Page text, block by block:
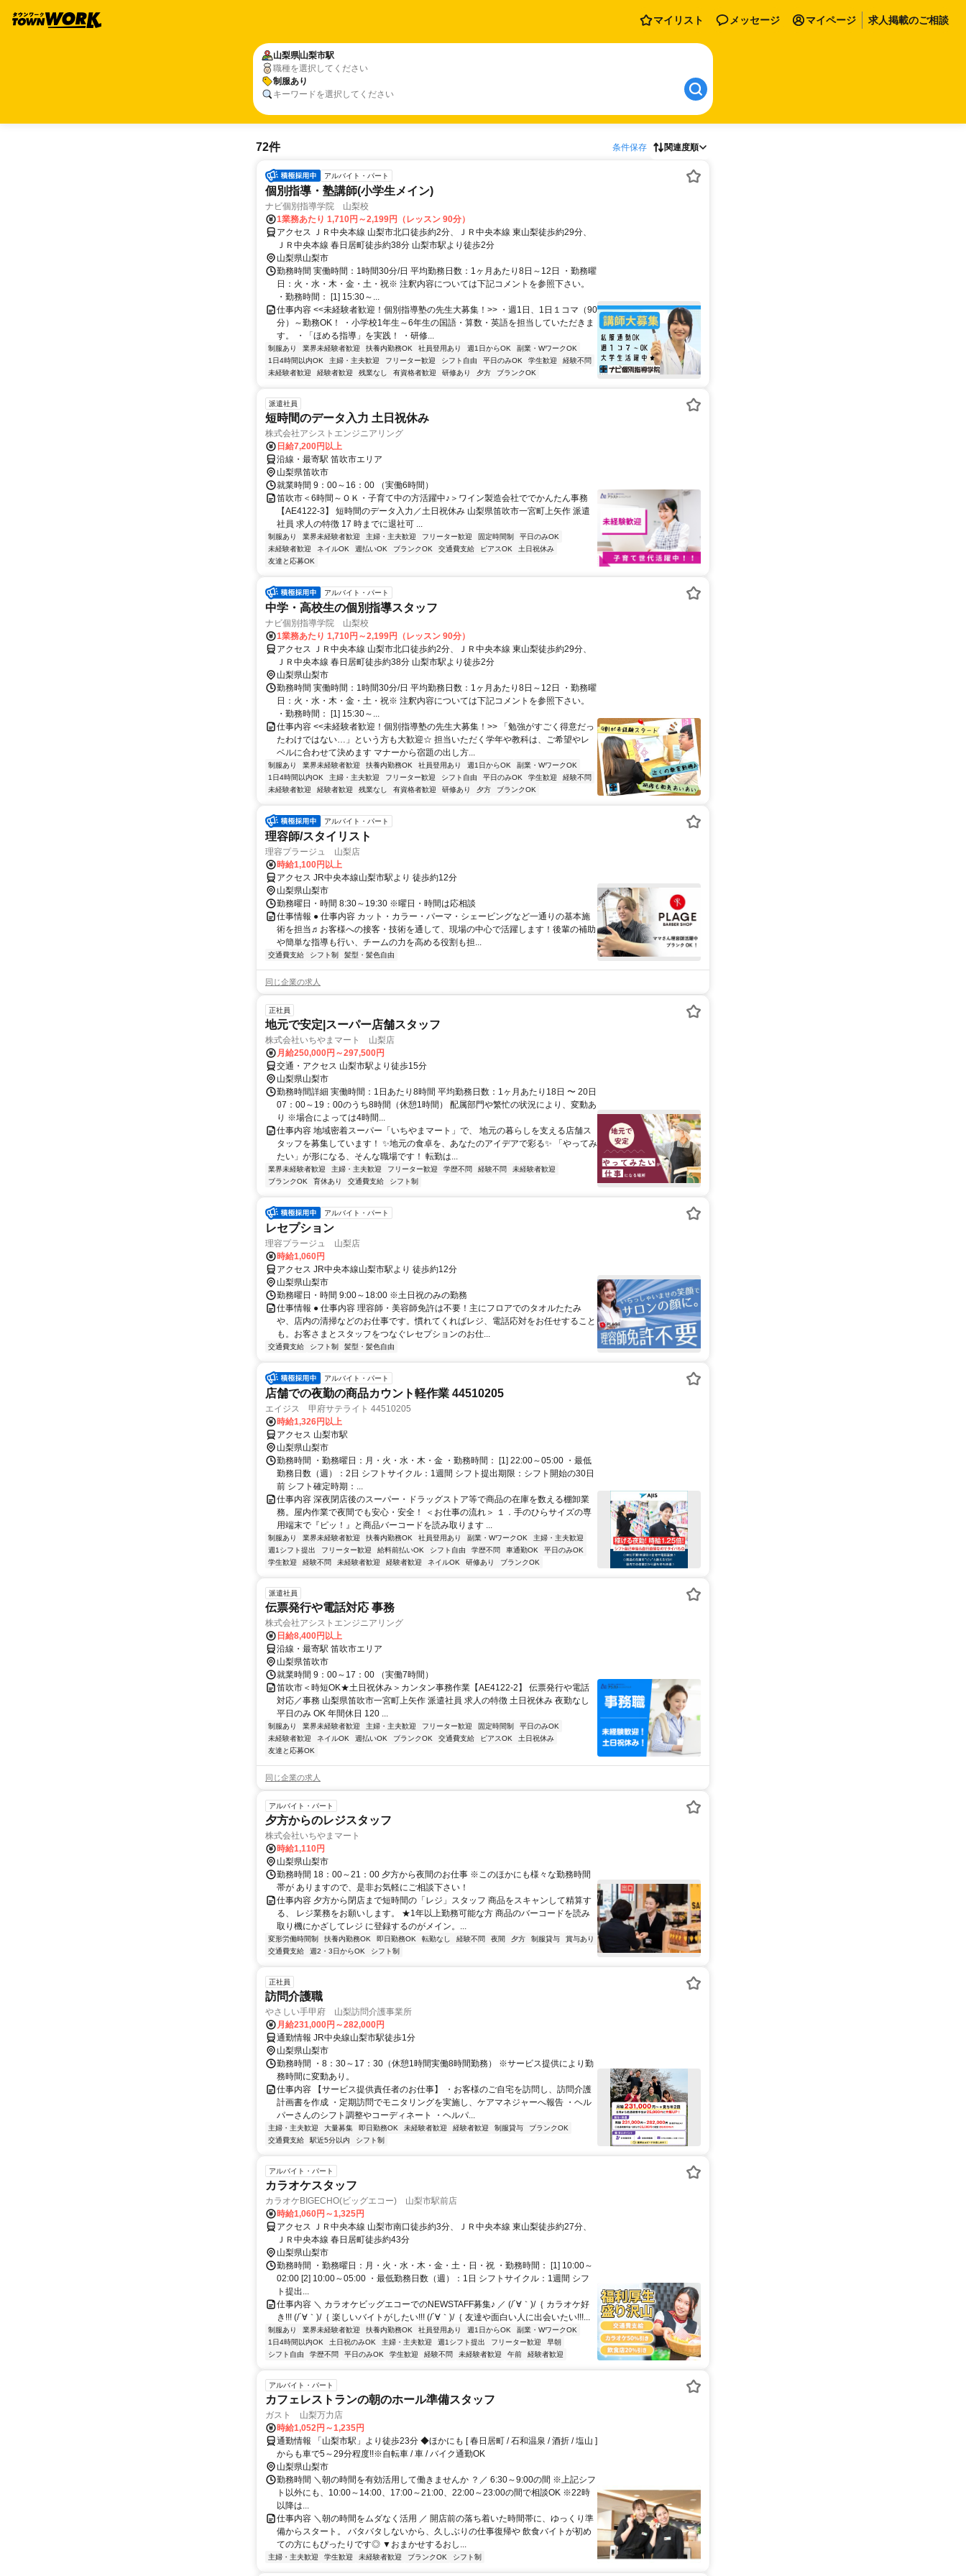
マイリスト メッセージ マイページ 求人掲載のご相談
山梨県山梨市駅
職種を選択してください
制服あり
キーワードを選択してください
72件 条件保存 関連度順
アルバイト・パート
個別指導・塾講師(小学生メイン)
ナビ個別指導学院 山梨校
1業務あたり 1,710円～2,199円（レッスン 90分）
アクセス ＪＲ中央本線 山梨市北口徒歩約2分、ＪＲ中央本線 東山梨徒歩約29分、
ＪＲ中央本線 春日居町徒歩約38分 山梨市駅より徒歩2分
山梨県山梨市
勤務時間 実働時間：1時間30分/日 平均勤務日数：1ヶ月あたり8日～12日 ・勤務曜
日：火・水・木・金・土・祝※ 注釈内容については下記コメントを参照下さい。
・勤務時間： [1] 15:30～...
仕事内容 <<未経験者歓迎！個別指導塾の先生大募集！>> ・週1日、1日１コマ（90
分）～勤務OK！ ・小学校1年生～6年生の国語・算数・英語を担当していただきま
す。 ・「ほめる指導」を実践！ ・研修...
制服あり 業界未経験者歓迎 扶養内勤務OK 社員登用あり 週1日からOK
副業・WワークOK
1日4時間以内OK
主婦・主夫歓迎 フリーター歓迎 シフト自由 平日のみOK 学生歓迎
経験不問
未経験者歓迎
経験者歓迎 残業なし 有資格者歓迎 研修あり 夕方 ブランクOK
派遣社員
短時間のデータ入力 土日祝休み
株式会社アシストエンジニアリング
日給7,200円以上
沿線・最寄駅 笛吹市エリア
山梨県笛吹市
就業時間 9：00～16：00 （実働6時間）
笛吹市＜6時間～ＯＫ・子育て中の方活躍中♪＞ワイン製造会社ででかんたん事務
【AE4122-3】 短時間のデータ入力／土日祝休み 山梨県笛吹市一宮町上矢作 派遣
社員 求人の特徴 17 時までに退社可 ...
制服あり 業界未経験者歓迎 主婦・主夫歓迎 フリーター歓迎 固定時間制
平日のみOK
未経験者歓迎
ネイルOK 週払いOK ブランクOK 交通費支給 ピアスOK
土日祝休み
友達と応募OK
アルバイト・パート
中学・高校生の個別指導スタッフ
ナビ個別指導学院 山梨校
1業務あたり 1,710円～2,199円（レッスン 90分）
アクセス ＪＲ中央本線 山梨市北口徒歩約2分、ＪＲ中央本線 東山梨徒歩約29分、
ＪＲ中央本線 春日居町徒歩約38分 山梨市駅より徒歩2分
山梨県山梨市
勤務時間 実働時間：1時間30分/日 平均勤務日数：1ヶ月あたり8日～12日 ・勤務曜
日：火・水・木・金・土・祝※ 注釈内容については下記コメントを参照下さい。
・勤務時間： [1] 15:30～...
仕事内容 <<未経験者歓迎！個別指導塾の先生大募集！>> 「勉強がすごく得意だっ
たわけではない…」という方も大歓迎☆ 担当いただく学年や教科は、ご希望やレ
ベルに合わせて決めます マナーから宿題の出し方...
制服あり 業界未経験者歓迎 扶養内勤務OK 社員登用あり 週1日からOK
副業・WワークOK
1日4時間以内OK
主婦・主夫歓迎 フリーター歓迎 シフト自由 平日のみOK 学生歓迎
経験不問
未経験者歓迎
経験者歓迎 残業なし 有資格者歓迎 研修あり 夕方 ブランクOK
アルバイト・パート
理容師/スタイリスト
理容プラージュ 山梨店
時給1,100円以上
アクセス JR中央本線山梨市駅より 徒歩約12分
山梨県山梨市
勤務曜日・時間 8:30～19:30 ※曜日・時間は応相談
仕事情報 ● 仕事内容 カット・カラー・パーマ・シェービングなど一通りの基本施
術を担当♬お客様への接客・技術を通して、現場の中心で活躍します！後輩の補助
や簡単な指導も行い、チームの力を高める役割も担...
交通費支給 シフト制 髪型・髪色自由
同じ企業の求人
正社員
地元で安定|スーパー店舗スタッフ
株式会社いちやまマート 山梨店
月給250,000円～297,500円
交通・アクセス 山梨市駅より徒歩15分
山梨県山梨市
勤務時間詳細 実働時間：1日あたり8時間 平均勤務日数：1ヶ月あたり18日 〜 20日
07：00～19：00のうち8時間（休憩1時間） 配属部門や繁忙の状況により、変動あ
り ※場合によっては4時間...
仕事内容 地域密着スーパー「いちやまマート」で、 地元の暮らしを支える店舗ス
タッフを募集しています！ ✨地元の食卓を、あなたのアイデアで彩る✨ 「やってみ
たい」が形になる、そんな職場です！ 転勤は...
業界未経験者歓迎 主婦・主夫歓迎 フリーター歓迎 学歴不問 経験不問
未経験者歓迎
ブランクOK
育休あり 交通費支給 シフト制
アルバイト・パート
レセプション
理容プラージュ 山梨店
時給1,060円
アクセス JR中央本線山梨市駅より 徒歩約12分
山梨県山梨市
勤務曜日・時間 9:00～18:00 ※土日祝のみの勤務
仕事情報 ● 仕事内容 理容師・美容師免許は不要！主にフロアでのタオルたたみ
や、店内の清掃などのお仕事です。慣れてくればレジ、電話応対をお任せすること
も。お客さまとスタッフをつなぐレセプションのお仕...
交通費支給 シフト制 髪型・髪色自由
アルバイト・パート
店舗での夜勤の商品カウント軽作業 44510205
エイジス 甲府サテライト 44510205
時給1,326円以上
アクセス 山梨市駅
山梨県山梨市
勤務時間 ・勤務曜日：月・火・水・木・金 ・勤務時間： [1] 22:00～05:00 ・最低
勤務日数（週）：2日 シフトサイクル：1週間 シフト提出期限：シフト開始の30日
前 シフト確定時期：...
仕事内容 深夜閉店後のスーパー・ドラッグストア等で商品の在庫を数える棚卸業
務。屋内作業で夜間でも安心・安全！ ＜お仕事の流れ＞ １．手のひらサイズの専
用端末で『ピッ！』と商品バーコードを読み取ります ...
制服あり 業界未経験者歓迎 扶養内勤務OK 社員登用あり 副業・WワークOK
主婦・主夫歓迎
週1シフト提出
フリーター歓迎 給料前払いOK シフト自由 学歴不問 車通勤OK
平日のみOK
学生歓迎
経験不問 未経験者歓迎 経験者歓迎 ネイルOK 研修あり ブランクOK
派遣社員
伝票発行や電話対応 事務
株式会社アシストエンジニアリング
日給8,400円以上
沿線・最寄駅 笛吹市エリア
山梨県笛吹市
就業時間 9：00～17：00 （実働7時間）
笛吹市＜時短OK★土日祝休み＞カンタン事務作業【AE4122-2】 伝票発行や電話
対応／事務 山梨県笛吹市一宮町上矢作 派遣社員 求人の特徴 土日祝休み 夜勤なし
平日のみ OK 年間休日 120 ...
制服あり 業界未経験者歓迎 主婦・主夫歓迎 フリーター歓迎 固定時間制
平日のみOK
未経験者歓迎
ネイルOK 週払いOK ブランクOK 交通費支給 ピアスOK
土日祝休み
友達と応募OK
同じ企業の求人
アルバイト・パート
夕方からのレジスタッフ
株式会社いちやまマート
時給1,110円
山梨県山梨市
勤務時間 18：00～21：00 夕方から夜間のお仕事 ※このほかにも様々な勤務時間
帯が ありますので、是非お気軽にご相談下さい！
仕事内容 夕方から閉店まで短時間の「レジ」スタッフ 商品をスキャンして精算す
る、 レジ業務をお願いします。 ★1年以上勤務可能な方 商品のバーコードを読み
取り機にかざしてレジ に登録するのがメイン。...
変形労働時間制 扶養内勤務OK 即日勤務OK 転勤なし 経験不問 夜間 夕方 制服貸与
賞与あり
交通費支給
週2・3日からOK シフト制
正社員
訪問介護職
やさしい手甲府 山梨訪問介護事業所
月給231,000円～282,000円
通勤情報 JR中央線山梨市駅徒歩1分
山梨県山梨市
勤務時間 ・8：30～17：30（休憩1時間実働8時間勤務） ※サービス提供により勤
務時間に変動あり。
仕事内容 【サービス提供責任者のお仕事】 ・お客様のご自宅を訪問し、訪問介護
計画書を作成 ・定期訪問でモニタリングを実施し、ケアマネジャーへ報告 ・ヘル
パーさんのシフト調整やコーディネート ・ヘルパ...
主婦・主夫歓迎 大量募集 即日勤務OK 未経験者歓迎 経験者歓迎 制服貸与
ブランクOK
交通費支給
駅近5分以内 シフト制
アルバイト・パート
カラオケスタッフ
カラオケBIGECHO(ビッグエコー) 山梨市駅前店
時給1,060円～1,325円
アクセス ＪＲ中央本線 山梨市南口徒歩約3分、ＪＲ中央本線 東山梨徒歩約27分、
ＪＲ中央本線 春日居町徒歩約43分
山梨県山梨市
勤務時間 ・勤務曜日：月・火・水・木・金・土・日・祝 ・勤務時間： [1] 10:00～
02:00 [2] 10:00～05:00 ・最低勤務日数（週）：1日 シフトサイクル：1週間 シフ
ト提出...
仕事内容 ＼ カラオケビッグエコーでのNEWSTAFF募集♪ ／ (/´∀｀)/｛ カラオケ好
き!!! (/´∀｀)/｛ 楽しいバイトがしたい!!! (/´∀｀)/｛ 友達や面白い人に出会いたい!!!...
制服あり 業界未経験者歓迎 扶養内勤務OK 社員登用あり 週1日からOK
副業・WワークOK
1日4時間以内OK
土日祝のみOK 主婦・主夫歓迎 週1シフト提出 フリーター歓迎
早朝
シフト自由
学歴不問 平日のみOK 学生歓迎 経験不問 未経験者歓迎 午前 経験者歓迎
アルバイト・パート
カフェレストランの朝のホール準備スタッフ
ガスト 山梨万力店
時給1,052円～1,235円
通勤情報 「山梨市駅」より徒歩23分 ◆ほかにも [ 春日居町 / 石和温泉 / 酒折 / 塩山 ]
からも車で5～29分程度!!※自転車 / 車 / バイク通勤OK
山梨県山梨市
勤務時間 ＼朝の時間を有効活用して働きませんか ？／ 6:30～9:00の間 ※上記シフ
ト以外にも、10:00～14:00、17:00～21:00、22:00～23:00の間で相談OK ※22時
以降は...
仕事内容 ＼朝の時間をムダなく活用 ／ 開店前の落ち着いた時間帯に、ゆっくり準
備からスタート。 バタバタしないから、久しぶりの仕事復帰や 飲食バイトが初め
ての方にもぴったりです◎ ▼おまかせするおし...
主婦・主夫歓迎 学生歓迎 未経験者歓迎 ブランクOK シフト制